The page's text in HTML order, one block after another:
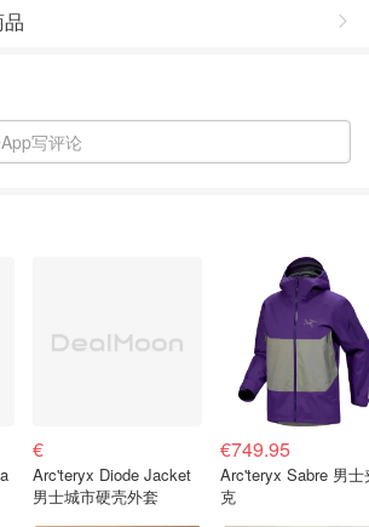
写评论
€
Arc'teryx Diode Jacket
男士城市硬壳外套
€749.95
Arc'teryx Sabre 男士
克